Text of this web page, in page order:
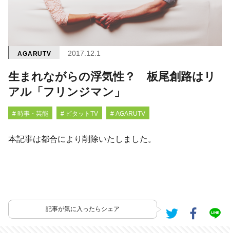
AGARUTV 2017.12.1
生まれながらの浮気性？ 板尾創路はリ
アル「フリンジマン」
# 時事・芸能 # ピタットTV # AGARUTV
本記事は都合により削除いたしました。
記事が気に入ったらシェア